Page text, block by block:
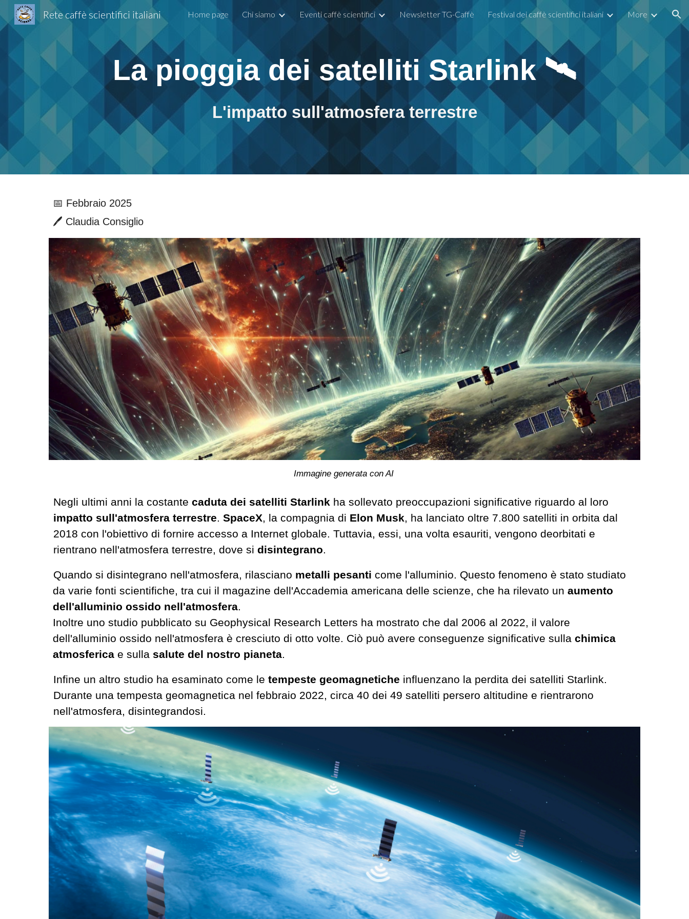
Skip to main content Skip to navigation
Rete caffè scientifici italiani Home page Chi siamo Eventi caffè scientifici Newsletter TG-Caffè Festival dei caffè scientifici italiani More
La pioggia dei satelliti Starlink 🛰️
L'impatto sull'atmosfera terrestre
📅 Febbraio 2025
🖊️ Claudia Consiglio
Immagine generata con AI
Negli ultimi anni la costantecaduta dei satelliti Starlink ha sollevato preoccupazioni significative riguardo al loro
impatto sull'atmosfera terrestre.SpaceX, la compagnia di Elon Musk, ha lanciato oltre 7.800 satelliti in orbita dal
2018 con l'obiettivo di fornire accesso a Internet globale. Tuttavia, essi, una volta esauriti, vengono deorbitati e
rientrano nell'atmosfera terrestre, dove sidisintegrano.
Quando si disintegrano nell'atmosfera, rilasciano metalli pesanticome l'alluminio. Questo fenomeno è stato studiato
da varie fonti scientifiche, tra cui il magazine dell'Accademia americana delle scienze, che ha rilevato un aumento
dell'alluminio ossido nell'atmosfera.
Inoltre uno studio pubblicato su Geophysical Research Letters ha mostrato che dal 2006 al 2022, il valore
dell'alluminio ossido nell'atmosfera è cresciuto di otto volte. Ciò può avere conseguenze significative sulla chimica
atmosfericae sulla salute del nostro pianeta.
Infine un altro studio ha esaminato come letempeste geomagnetiche influenzano la perdita dei satelliti Starlink.
Durante una tempesta geomagnetica nel febbraio 2022, circa 40 dei 49 satelliti persero altitudine e rientrarono
nell'atmosfera, disintegrandosi.